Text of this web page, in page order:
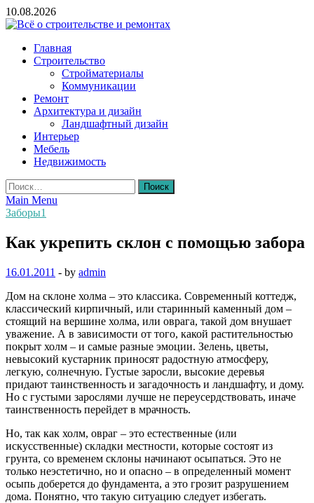
Skip
to
10.08.2026
Всё о строительстве и ремонтах
Главная
Строительство
Стройматериалы
Коммуникации
Ремонт
Архитектура и дизайн
Ландшафтный дизайн
Интерьер
Мебель
Недвижимость
Найти:
Main Menu
Заборы1
Как укрепить склон с помощью забора
16.01.2011 - by admin
Дом на склоне холма – это классика. Современный коттедж,
классический кирпичный, или старинный каменный дом –
стоящий на вершине холма, или оврага, такой дом внушает
уважение. А в зависимости от того, какой растительностью
покрыт холм – и самые разные эмоции. Зелень, цветы,
невысокий кустарник приносят радостную атмосферу,
легкую, солнечную. Густые заросли, высокие деревья
придают таинственность и загадочность и ландшафту, и дому.
Но с густыми зарослями лучше не переусердствовать, иначе
таинственность перейдет в мрачность.
Но, так как холм, овраг – это естественные (или
искусственные) складки местности, которые состоят из
грунта, со временем склоны начинают осыпаться. Это не
только неэстетично, но и опасно – в определенный момент
осыпь доберется до фундамента, а это грозит разрушением
дома. Понятно, что такую ситуацию следует избегать.